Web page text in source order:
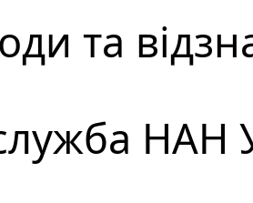
та
НАН